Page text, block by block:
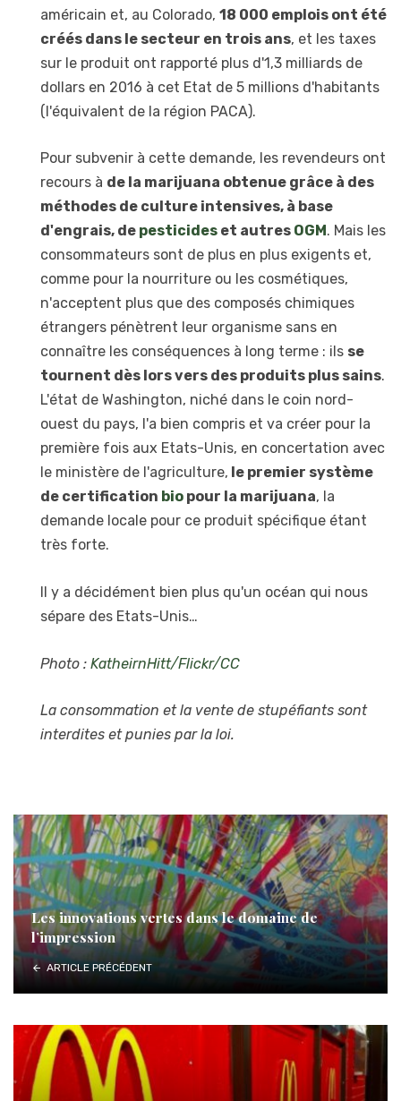
américain et, au Colorado, 18 000 emplois ont été
créés dans le secteur en trois ans, et les taxes
sur le produit ont rapporté plus d'1,3 milliards de
dollars en 2016 à cet Etat de 5 millions d'habitants
(l'équivalent de la région PACA).
Pour subvenir à cette demande, les revendeurs ont
recours à de la marijuana obtenue grâce à des
méthodes de culture intensives, à base
d'engrais, de pesticides et autres OGM . Mais les
consommateurs sont de plus en plus exigents et,
comme pour la nourriture ou les cosmétiques,
n'acceptent plus que des composés chimiques
étrangers pénètrent leur organisme sans en
connaître les conséquences à long terme : ils se
tournent dès lors vers des produits plus sains.
L'état de Washington, niché dans le coin nord-
ouest du pays, l'a bien compris et va créer pour la
première fois aux Etats-Unis, en concertation avec
le ministère de l'agriculture, le premier système
de certification bio pour la marijuana, la
demande locale pour ce produit spécifique étant
très forte.
Il y a décidément bien plus qu'un océan qui nous
sépare des Etats-Unis…
Photo : KatheirnHitt/Flickr/CC
La consommation et la vente de stupéfiants sont
interdites et punies par la loi.
Les innovations vertes dans le domaine de
l’impression
ARTICLE PRÉCÉDENT